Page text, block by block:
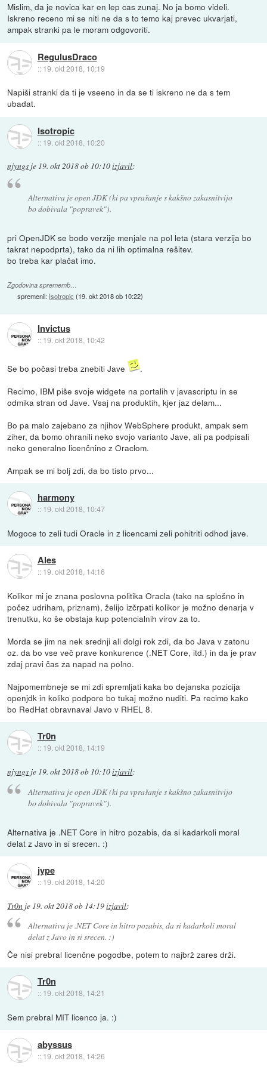
Mislim, da je novica kar en lep cas zunaj. No ja bomo videli.
Iskreno receno mi se niti ne da s to temo kaj prevec ukvarjati,
ampak stranki pa le moram odgovoriti.
RegulusDraco
:: 19. okt 2018, 10:19
Napiši stranki da ti je vseeno in da se ti iskreno ne da s tem
ubadat.
Isotropic
:: 19. okt 2018, 10:20
njyngs je 19. okt 2018 ob 10:10izjavil:
Alternativa je open JDK (ki pa vprašanje s kakšno zakasnitvijo
bo dobivala "popravek").
pri OpenJDK se bodo verzije menjale na pol leta (stara verzija bo
takrat nepodprta), tako da ni lih optimalna rešitev.
bo treba kar plačat imo.
Zgodovina sprememb…
spremenil: Isotropic (19. okt 2018 ob 10:22)
Invictus
:: 19. okt 2018, 10:42
Se bo počasi treba znebiti Jave
.
Recimo, IBM piše svoje widgete na portalih v javascriptu in se
odmika stran od Jave. Vsaj na produktih, kjer jaz delam...
Bo pa malo zajebano za njihov WebSphere produkt, ampak sem
ziher, da bomo ohranili neko svojo varianto Jave, ali pa podpisali
neko generalno licenčnino z Oraclom.
Ampak se mi bolj zdi, da bo tisto prvo...
harmony
:: 19. okt 2018, 10:47
Mogoce to zeli tudi Oracle in z licencami zeli pohitriti odhod jave.
Ales
:: 19. okt 2018, 14:16
Kolikor mi je znana poslovna politika Oracla (tako na splošno in
počez udriham, priznam), želijo izčrpati kolikor je možno denarja v
trenutku, ko še obstaja kup potencialnih virov za to.
Morda se jim na nek srednji ali dolgi rok zdi, da bo Java v zatonu
oz. da bo vse več prave konkurence (.NET Core, itd.) in da je prav
zdaj pravi čas za napad na polno.
Najpomembneje se mi zdi spremljati kaka bo dejanska pozicija
openjdk in koliko podpore bo tukaj možno nuditi. Pa recimo kako
bo RedHat obravnaval Javo v RHEL 8.
Tr0n
:: 19. okt 2018, 14:19
njyngs je 19. okt 2018 ob 10:10izjavil:
Alternativa je open JDK (ki pa vprašanje s kakšno zakasnitvijo
bo dobivala "popravek").
Alternativa je .NET Core in hitro pozabis, da si kadarkoli moral
delat z Javo in si srecen. :)
jype
:: 19. okt 2018, 14:20
Tr0n je 19. okt 2018 ob 14:19izjavil:
Alternativa je .NET Core in hitro pozabis, da si kadarkoli moral
delat z Javo in si srecen. :)
Če nisi prebral licenčne pogodbe, potem to najbrž zares drži.
Tr0n
:: 19. okt 2018, 14:21
Sem prebral MIT licenco ja. :)
abyssus
:: 19. okt 2018, 14:26